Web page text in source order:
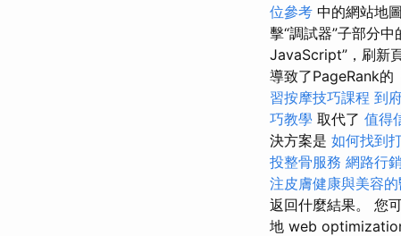
位參考 中的網站地
擊“調試器”子部分中
JavaScript”，刷新
導致了PageRank
習按摩技巧課程 到
巧教學 取代了 值得
決方案是 如何找到
投整骨服務 網路行
注皮膚健康與美容
返回什麼結果。 您
地 web